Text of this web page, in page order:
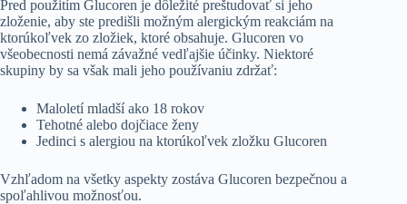
Pred použitím Glucoren je dôležité preštudovať si jeho
zloženie, aby ste predišli možným alergickým reakciám na
ktorúkoľvek zo zložiek, ktoré obsahuje. Glucoren vo
všeobecnosti nemá závažné vedľajšie účinky. Niektoré
skupiny by sa však mali jeho používaniu zdržať:
Maloletí mladší ako 18 rokov
Tehotné alebo dojčiace ženy
Jedinci s alergiou na ktorúkoľvek zložku Glucoren
Vzhľadom na všetky aspekty zostáva Glucoren bezpečnou a
spoľahlivou možnosťou.